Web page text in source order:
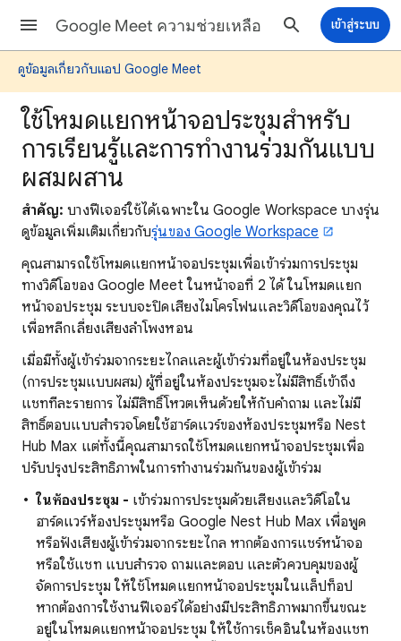
Google Meet ความช่วยเหลือ เข้าสู่ระบบ
ดูข้อมูลเกี่ยวกับแอป Google Meet
ใช้โหมดแยกหน้าจอประชุมสำหรับ
การเรียนรู้และการทำงานร่วมกันแบบ
ผสมผสาน
สำคัญ: บางฟีเจอร์ใช้ได้เฉพาะใน Google Workspace บางรุ่น
ดูข้อมูลเพิ่มเติมเกี่ยวกับรุ่นของ Google Workspace
คุณสามารถใช้โหมดแยกหน้าจอประชุมเพื่อเข้าร่วมการประชุม
ทางวิดีโอของ Google Meet ในหน้าจอที่ 2 ได้ ในโหมดแยก
หน้าจอประชุม ระบบจะปิดเสียงไมโครโฟนและวิดีโอของคุณไว้
เพื่อหลีกเลี่ยงเสียงลำโพงหอน
เมื่อมีทั้งผู้เข้าร่วมจากระยะไกลและผู้เข้าร่วมที่อยู่ในห้องประชุม
(การประชุมแบบผสม) ผู้ที่อยู่ในห้องประชุมจะไม่มีสิทธิ์เข้าถึง
แชททีละรายการ ไม่มีสิทธิ์โหวตเห็นด้วยให้กับคำถาม และไม่มี
สิทธิ์ตอบแบบสำรวจโดยใช้ฮาร์ดแวร์ของห้องประชุมหรือ Nest
Hub Max แต่ทั้งนี้คุณสามารถใช้โหมดแยกหน้าจอประชุมเพื่อ
ปรับปรุงประสิทธิภาพในการทำงานร่วมกันของผู้เข้าร่วม
ในห้องประชุม - เข้าร่วมการประชุมด้วยเสียงและวิดีโอใน
ฮาร์ดแวร์ห้องประชุมหรือ Google Nest Hub Max เพื่อพูด
หรือฟังเสียงผู้เข้าร่วมจากระยะไกล หากต้องการแชร์หน้าจอ
หรือใช้แชท แบบสำรวจ ถามและตอบ และตัวควบคุมของผู้
จัดการประชุม ให้ใช้โหมดแยกหน้าจอประชุมในแล็ปท็อป
หากต้องการใช้งานฟีเจอร์ได้อย่างมีประสิทธิภาพมากขึ้นขณะ
อยู่ในโหมดแยกหน้าจอประชุม ให้ใช้การเช็คอินในห้องแชท